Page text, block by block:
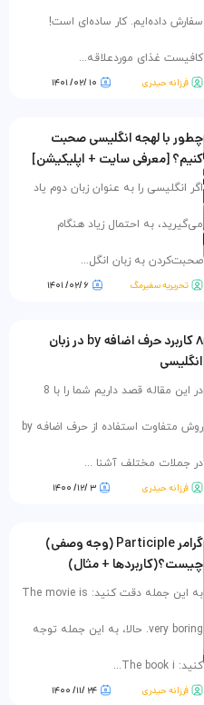
سفارش داده‌ایم. کار ساده‌ای است!
کافیست غذای موردعلاقه...
فرزانه حیدری ۱۰ /۰۲/ ۱۴۰۱
چطور با لهجه انگلیسی صحبت
کنیم؟ [معرفی سایت + اپلیکیشن]
اگر انگلیسی را به عنوان زبان دوم یاد
می‌گیرید، به احتمال زیاد هنگام
صحبت‌کردن به زبان انگل...
تحریریه سفیرمگ ۶ /۰۲/ ۱۴۰۱
۸ کاربرد حرف اضافه by در زبان
انگلیسی
در این مقاله قصد داریم شما را با 8
روش متفاوت استفاده از حرف اضافه by
در جملات مختلف آشنا ...
فرزانه حیدری ۳ /۱۲/ ۱۴۰۰
گرامر Participle (وجه وصفی)
چیست؟(کاربردها + مثال)
به این جمله دقت کنید: The movie is
very boring. حالا، به این جمله توجه
کنید: The book i...
فرزانه حیدری ۲۴ /۱۱/ ۱۴۰۰